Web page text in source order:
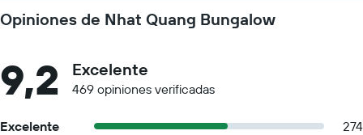
Opiniones de Nhat Quang Bungalow
9,2 Excelente
469 opiniones verificadas
Excelente
274